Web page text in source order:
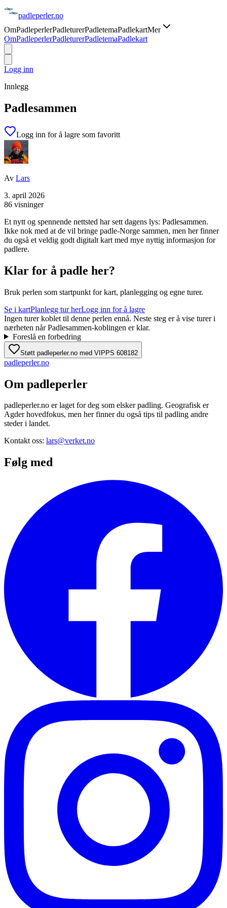
padleperler.no
OmPadleperlerPadleturerPadletemaPadlekartMer
OmPadleperlerPadleturerPadletemaPadlekart
Logg inn
Innlegg
Padlesammen
Logg inn for å lagre som favoritt
Av Lars
3. april 2026
86 visninger
Et nytt og spennende nettsted har sett dagens lys: Padlesammen.
Ikke nok med at de vil bringe padle-Norge sammen, men her finner
du også et veldig godt digitalt kart med mye nyttig informasjon for
padlere.
Klar for å padle her?
Bruk perlen som startpunkt for kart, planlegging og egne turer.
Se i kartPlanlegg tur herLogg inn for å lagre
Ingen turer koblet til denne perlen ennå. Neste steg er å vise turer i
nærheten når Padlesammen-koblingen er klar.
Foreslå en forbedring
Støtt padleperler.no med VIPPS 608182
padleperler.no
Om padleperler
padleperler.no er laget for deg som elsker padling. Geografisk er
Agder hovedfokus, men her finner du også tips til padling andre
steder i landet.
Kontakt oss: lars@verket.no
Følg med